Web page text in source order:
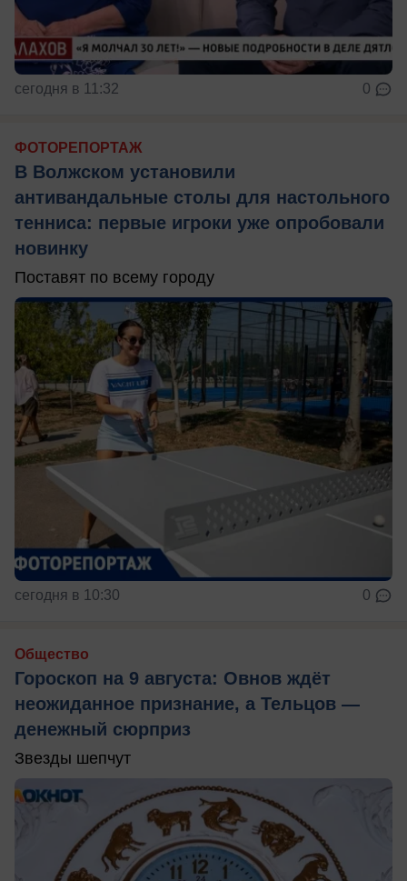
сегодня в 11:32 0
ФОТОРЕПОРТАЖ
В Волжском установили
антивандальные столы для настольного
тенниса: первые игроки уже опробовали
новинку
Поставят по всему городу
сегодня в 10:30 0
Общество
Гороскоп на 9 августа: Овнов ждёт
неожиданное признание, а Тельцов —
денежный сюрприз
Звезды шепчут